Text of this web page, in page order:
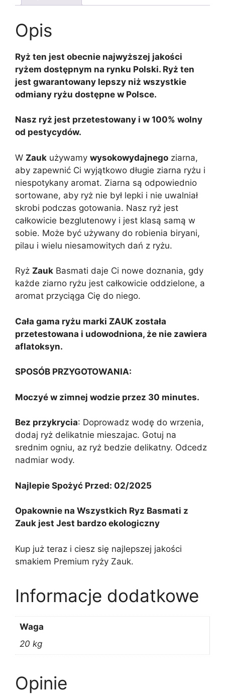
Opis
Ryż ten jest obecnie najwyższej jakości
ryżem dostępnym na rynku Polski. Ryż ten
jest gwarantowany lepszy niż wszystkie
odmiany ryżu dostępne w Polsce.
Nasz ryż jest przetestowany i w 100% wolny
od pestycydów.
W Zauk używamy wysokowydajnego ziarna,
aby zapewnić Ci wyjątkowo długie ziarna ryżu i
niespotykany aromat. Ziarna są odpowiednio
sortowane, aby ryż nie był lepki i nie uwalniał
skrobi podczas gotowania. Nasz ryż jest
całkowicie bezglutenowy i jest klasą samą w
sobie. Może być używany do robienia biryani,
pilau i wielu niesamowitych dań z ryżu.
Ryż Zauk Basmati daje Ci nowe doznania, gdy
każde ziarno ryżu jest całkowicie oddzielone, a
aromat przyciąga Cię do niego.
Cała gama ryżu marki ZAUK została
przetestowana i udowodniona, że nie zawiera
aflatoksyn.
SPOSÓB PRZYGOTOWANIA:
Moczyé w zimnej wodzie przez 30 minutes.
Bez przykrycia: Doprowadz wodę do wrzenia,
dodaj ryż delikatnie mieszajac. Gotuj na
srednim ogniu, az ryż bedzie delikatny. Odcedz
nadmiar wody.
Najlepie Spożyć Przed: 02/2025
Opakownie na Wszystkich Ryz Basmati z
Zauk jest Jest bardzo ekologiczny
Kup już teraz i ciesz się najlepszej jakości
smakiem Premium ryży Zauk.
Informacje dodatkowe
Waga
20 kg
Opinie